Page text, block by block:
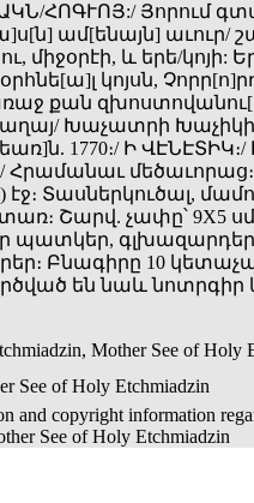
ՀՈԳՒՈՅ:/ Յորում
ամ[ենայն] աւուր/
միջօրէի, և երե­/կոյի:
կոյսն,
քան
Խաչատրի Խաչիկի
1770։/ Ի
Հրամանաւ
էջ։ Տասներկուծալ,
Շարվ. չափը՝ 9X5
պատկեր,
Բնագիրը 10
են նաև նոտրգիր
Mother See of Holy
See of Holy Etchmiadzin
and copyright information
See of Holy Etchmiadzin